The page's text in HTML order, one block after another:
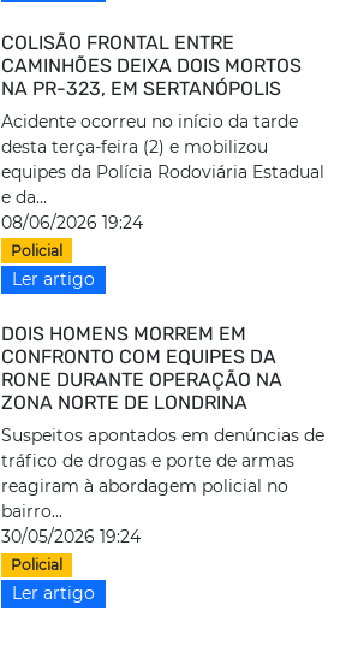
COLISÃO FRONTAL ENTRE
CAMINHÕES DEIXA DOIS MORTOS
NA PR-323, EM SERTANÓPOLIS
Acidente ocorreu no início da tarde
desta terça-feira (2) e mobilizou
equipes da Polícia Rodoviária Estadual
e da...
08/06/2026 19:24
Policial
Ler artigo
DOIS HOMENS MORREM EM
CONFRONTO COM EQUIPES DA
RONE DURANTE OPERAÇÃO NA
ZONA NORTE DE LONDRINA
Suspeitos apontados em denúncias de
tráfico de drogas e porte de armas
reagiram à abordagem policial no
bairro...
30/05/2026 19:24
Policial
Ler artigo